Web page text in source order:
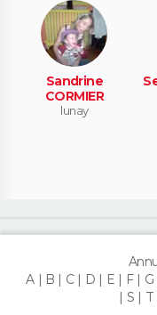
Sandrine
CORMIER
lunay
A
B C D E F G
S
T